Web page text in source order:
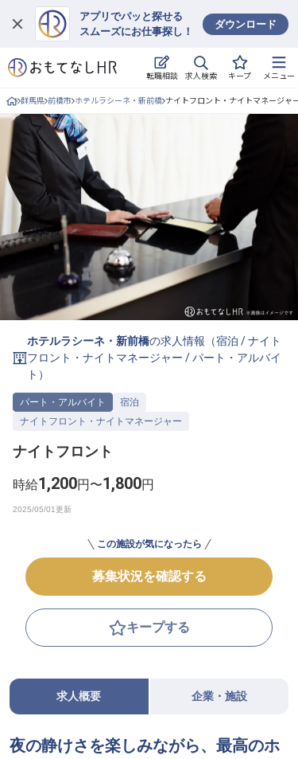
アプリでパッと探せる
スムーズにお仕事探し！
ダウンロード
転職相談 求人検索 キープ メニュー
ログイン
求人・施設を探す
キープした求人
就職・転職 合同説明会
おもてなしHRについて
ご利用の流れ
よくある質問
ホテル・宿泊業界情報コラム
採用をお考えの企業様へ
群馬県 前橋市 ホテルラシーネ・新前橋 ナイトフロント・ナイトマネージャ
ホテルラシーネ・新前橋の求人情報（宿泊 /ナイト
フロント・ナイトマネージャー /パート・アルバイ
ト ）
パート・アルバイト
宿泊
ナイトフロント・ナイトマネージャー
ナイトフロント
時給1,200円〜1,800円
この施設が気になったら
募集状況を確認する
キープする
求人概要 企業・施設
夜の静けさを楽しみながら、最高のホ